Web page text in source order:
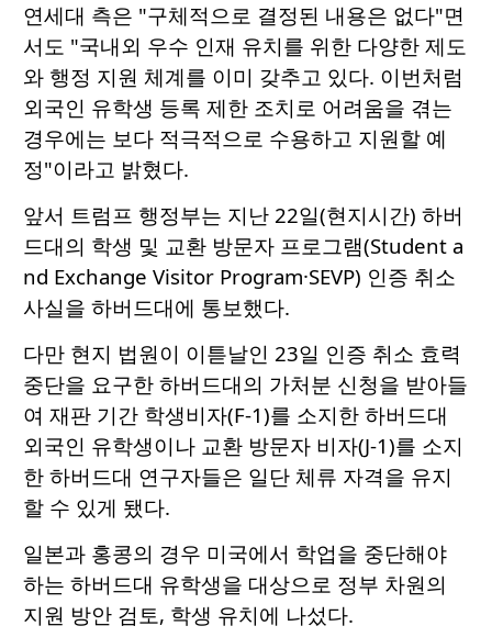
연세대 측은 "구체적으로 결정된 내용은 없다"면
서도 "국내외 우수 인재 유치를 위한 다양한 제도
와 행정 지원 체계를 이미 갖추고 있다. 이번처럼
외국인 유학생 등록 제한 조치로 어려움을 겪는
경우에는 보다 적극적으로 수용하고 지원할 예
정"이라고 밝혔다.
앞서 트럼프 행정부는 지난 22일(현지시간) 하버
드대의 학생 및 교환 방문자 프로그램(Student a
nd Exchange Visitor Program·SEVP) 인증 취소
사실을 하버드대에 통보했다.
다만 현지 법원이 이튿날인 23일 인증 취소 효력
중단을 요구한 하버드대의 가처분 신청을 받아들
여 재판 기간 학생비자(F-1)를 소지한 하버드대
외국인 유학생이나 교환 방문자 비자(J-1)를 소지
한 하버드대 연구자들은 일단 체류 자격을 유지
할 수 있게 됐다.
일본과 홍콩의 경우 미국에서 학업을 중단해야
하는 하버드대 유학생을 대상으로 정부 차원의
지원 방안 검토, 학생 유치에 나섰다.